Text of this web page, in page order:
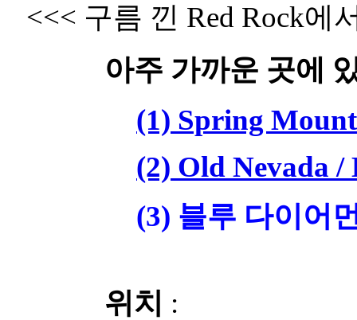
<<< 구름 낀 Red Rock에
아주 가까운 곳에
(1) Spring
(2) Old Nevada /
(3) 블루 다이어
위치 :